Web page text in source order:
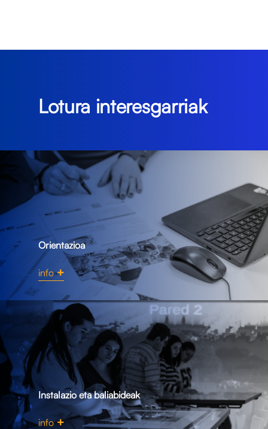
Lotura interesgarriak
Orientazioa
info
Instalazio eta baliabideak
info